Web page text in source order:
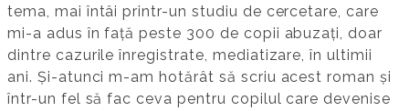
tema, mai întâi printr-un studiu de cercetare, care
mi-a adus în față peste 300 de copii abuzați, doar
dintre cazurile înregistrate, mediatizare, în ultimii
ani. Și-atunci m-am hotărât să scriu acest roman și
într-un fel să fac ceva pentru copilul care devenise